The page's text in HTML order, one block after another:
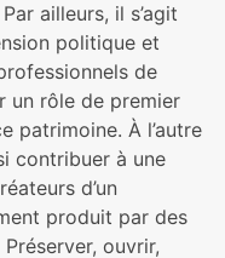
ailleurs, il s’agit
politique et
de
un rôle de premier
patrimoine. À l’autre
contribuer à une
d’un
produit par des
ouvrir,